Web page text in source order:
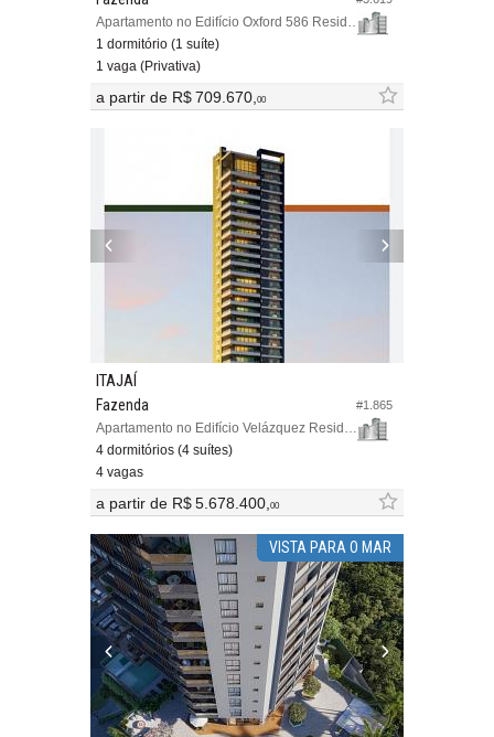
Apartamento no Edifício Oxford 586 Residence
1 dormitório (1 suíte)
1 vaga (Privativa)
a partir de R$ 709.670,00
#1.865
ITAJAÍ
Fazenda
Apartamento no Edifício Velázquez Residence
4 dormitórios (4 suítes)
4 vagas
a partir de R$ 5.678.400,00
VISTA PARA O MAR